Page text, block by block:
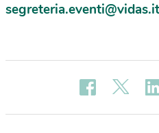
segreteria.eventi@vidas.it